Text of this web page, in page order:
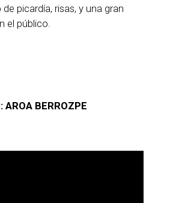
picardía, risas, y una gran
el público.
AROA BERROZPE